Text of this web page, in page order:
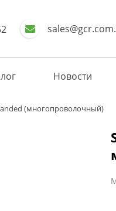
Новости
(многопроволочный)